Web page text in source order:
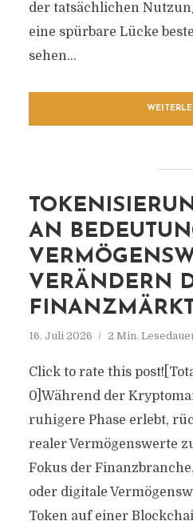
der tatsächlichen
eine spürbare Lücke
sehen...
AN
VERÄNDERN
16. Juli 2026 2 Min.
Click to rate this
0]Während der
ruhigere Phase erlebt,
realer Vermögenswerte
Fokus der
oder digitale
Token auf einer